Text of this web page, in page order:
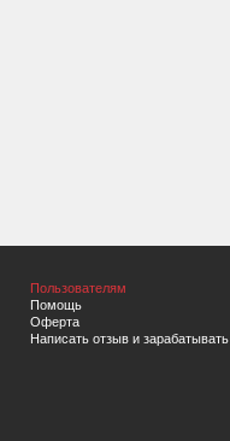
Пользователям
Помощь
Оферта
Написать отзыв и зарабатывать